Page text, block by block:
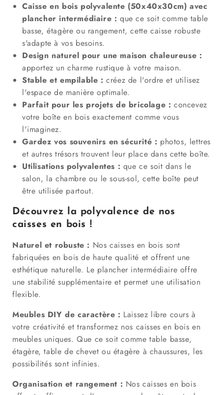
avec
planche
intermédiaire
50
x
40
x
30
cm
avec
planche
intermédiaire
50
40
x
30
cm
Caisse en bois polyvalente (50x40x30cm) avec
plancher intermédiaire : que ce soit comme table
basse, étagère ou rangement, cette caisse robuste
s'adapte à vos besoins.
Design naturel pour une maison chaleureuse :
apportez un charme rustique à votre maison.
Stable et empilable : créez de l'ordre et utilisez
l'espace de manière optimale.
Parfait pour les projets de bricolage : concevez
votre boîte en bois exactement comme vous
l'imaginez.
Gardez vos souvenirs en sécurité : photos, lettres
et autres trésors trouvent leur place dans cette boîte.
Utilisations polyvalentes : que ce soit dans le
salon, la chambre ou le sous-sol, cette boîte peut
être utilisée partout.
Découvrez la polyvalence de nos
caisses en bois !
Naturel et robuste : Nos caisses en bois sont
fabriquées en bois de haute qualité et offrent une
esthétique naturelle. Le plancher intermédiaire offre
une stabilité supplémentaire et permet une utilisation
flexible.
Meubles DIY de caractère : Laissez libre cours à
votre créativité et transformez nos caisses en bois en
meubles uniques. Que ce soit comme table basse,
étagère, table de chevet ou étagère à chaussures, les
possibilités sont infinies.
Organisation et rangement : Nos caisses en bois